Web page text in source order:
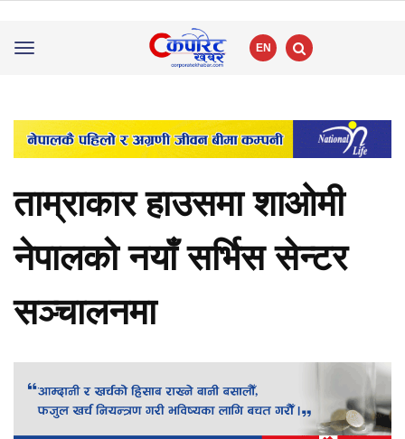
Toggle
EN
ताम्राकार हाउसमा शाओमी
नेपालको नयाँ सर्भिस सेन्टर
सञ्चालनमा